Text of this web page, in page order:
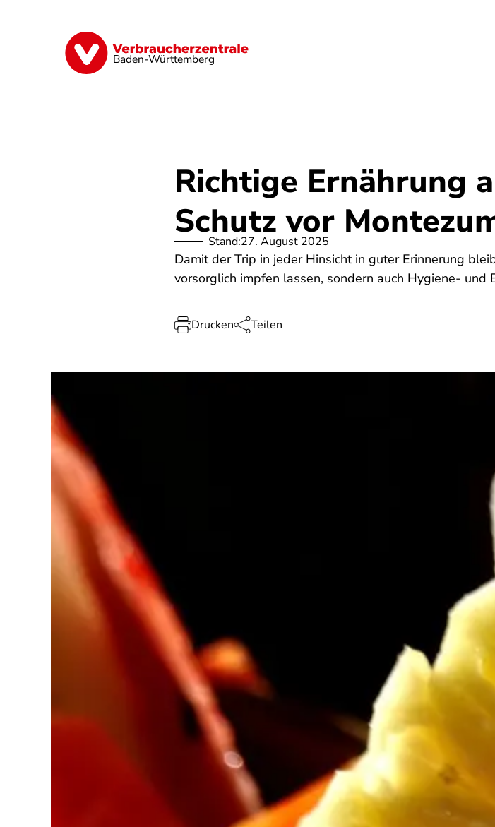
Baden-Württemberg
Geld & Versicherungen Digitales
Richtige Ernährung
Schutz vor
Stand:27. August 2025
Damit der Trip in jeder Hinsicht in guter Erinnerung
vorsorglich impfen lassen, sondern auch Hygiene- und
Drucken Teilen